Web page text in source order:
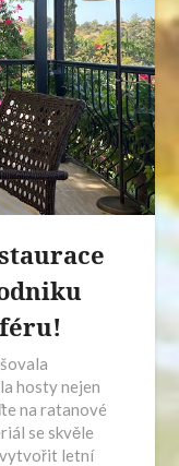
hosty nejen
na ratanové
se skvěle
vytvořit letní